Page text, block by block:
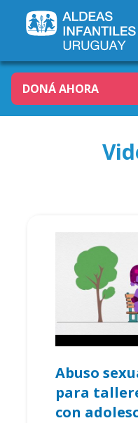
DONÁ AHORA
Abuso
para
con